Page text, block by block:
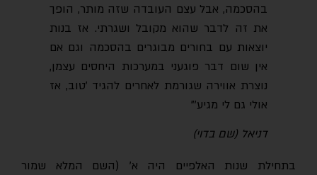
בהסכמה, אבל עצם העובדה שזה מותר, הופך
את זה לדבר שהוא מקובל ושגרתי. אז בנות
יוצאות עם בחורים מבוגרים בהסכמה וגם אם
אין שום דבר פוגעני במערכות היחסים עצמן,
נוצרת אווירה שגורמת לאחרים להגיד 'טוב, אז
אולי גם לי מגיע'"
דניאל (שם בדוי)
בתחילת שנות האלפיים היה א' (השם המלא שמור